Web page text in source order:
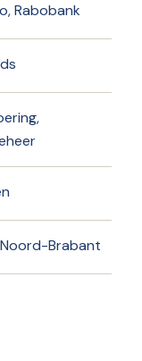
Rabobank
Brabant